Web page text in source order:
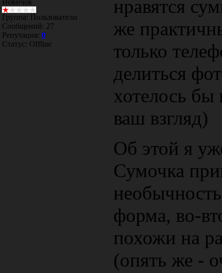
Новичок
Группа: Пользователи
Сообщений: 27
Репутация: 0
Статус: Offline
нравятся
же
только
делиться
хотелось бы
ваш взгляд)
Об этой я
Сумочка
форма, во-
похожи на
(опять же -